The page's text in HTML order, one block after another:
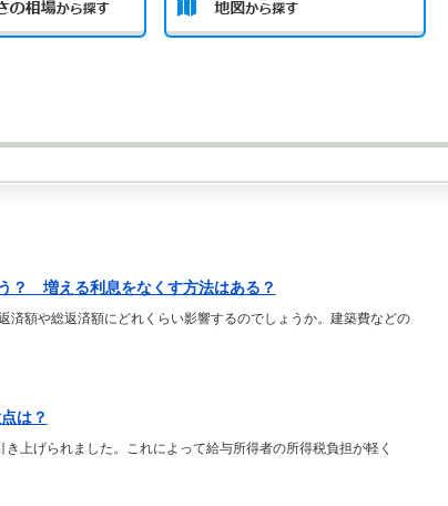
？ 増える利息をなくす方法はある？
額や総返済額にどれくらい影響するのでしょうか。建築費などの
は？
上げられました。これによって給与所得者の所得税負担が軽く